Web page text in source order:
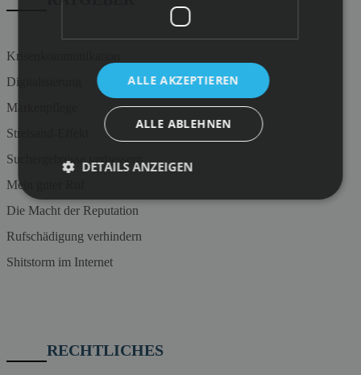
Krisenkommunikation
Digitalisierung
Markenpflege
Streisand-Effekt
Suchergebnisse verbessern
Mein guter Ruf
Die Macht der Reputation
Rufschädigung verhindern
Shitstorm im Internet
RECHTLICHES
ALLE AKZEPTIEREN
ALLE ABLEHNEN
DETAILS ANZEIGEN